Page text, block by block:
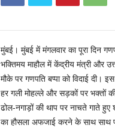
मुंबई। मुंबई में मंगलवार का पूरा दिन
भक्तिमय माहौल में केंद्रीय मंत्री और
मौके पर गणपति बप्पा को विदाई दी।
हर गली मोहल्ले और सड़कों पर भक्तों
ढोल-नगाड़ों की थाप पर नाचते गाते
का हौसला अफजाई करने के साथ साथ